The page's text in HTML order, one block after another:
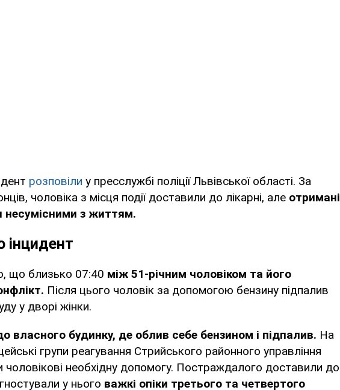
розповіли у пресслужбі поліції Львівської області. За
чоловіка з місця події доставили до лікарні, але отримані
несумісними з життям.
інцидент
що близько 07:40 між 51-річним чоловіком та його
Після цього чоловік за допомогою бензину підпалив
у дворі жінки.
власного будинку, де облив себе бензином і підпалив. На
групи реагування Стрийського районного управління
чоловікові необхідну допомогу. Постраждалого доставили до
у нього важкі опіки третього та четвертого